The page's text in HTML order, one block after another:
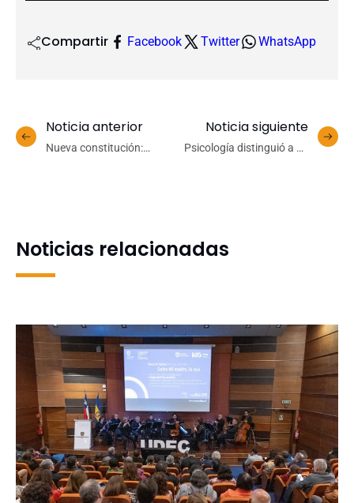
Compartir Facebook Twitter WhatsApp
Noticia anterior
Nueva constitución:
Noticia siguiente
Psicología distinguió a su
Noticias relacionadas